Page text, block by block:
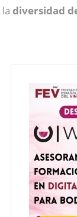
diversidad